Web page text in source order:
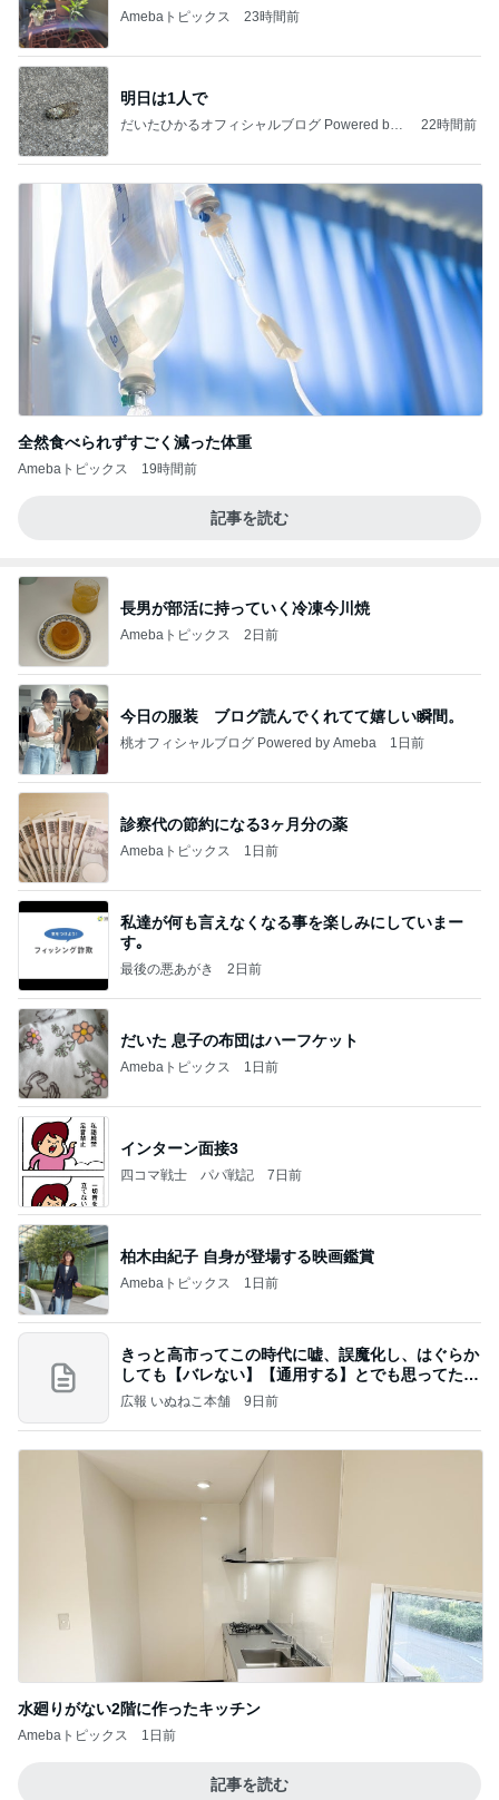
Amebaトピックス 23時間前
明日は1人で
だいたひかるオフィシャルブログ Powered by
22時間前
全然食べられずすごく減った体重
Amebaトピックス 19時間前
記事を読む
長男が部活に持っていく冷凍今川焼
Amebaトピックス 2日前
今日の服装 ブログ読んでくれてて嬉しい瞬間。
桃オフィシャルブログ Powered by Ameba 1日前
診察代の節約になる3ヶ月分の薬
Amebaトピックス 1日前
私達が何も言えなくなる事を楽しみにしていまー
す｡
最後の悪あがき 2日前
だいた 息子の布団はハーフケット
Amebaトピックス 1日前
インターン面接3
四コマ戦士 パパ戦記 7日前
柏木由紀子 自身が登場する映画鑑賞
Amebaトピックス 1日前
きっと高市ってこの時代に嘘、誤魔化し、はぐらか
しても【バレない】【通用する】とでも思ってたん
だろ
広報 いぬねこ本舗 9日前
水廻りがない2階に作ったキッチン
Amebaトピックス 1日前
記事を読む